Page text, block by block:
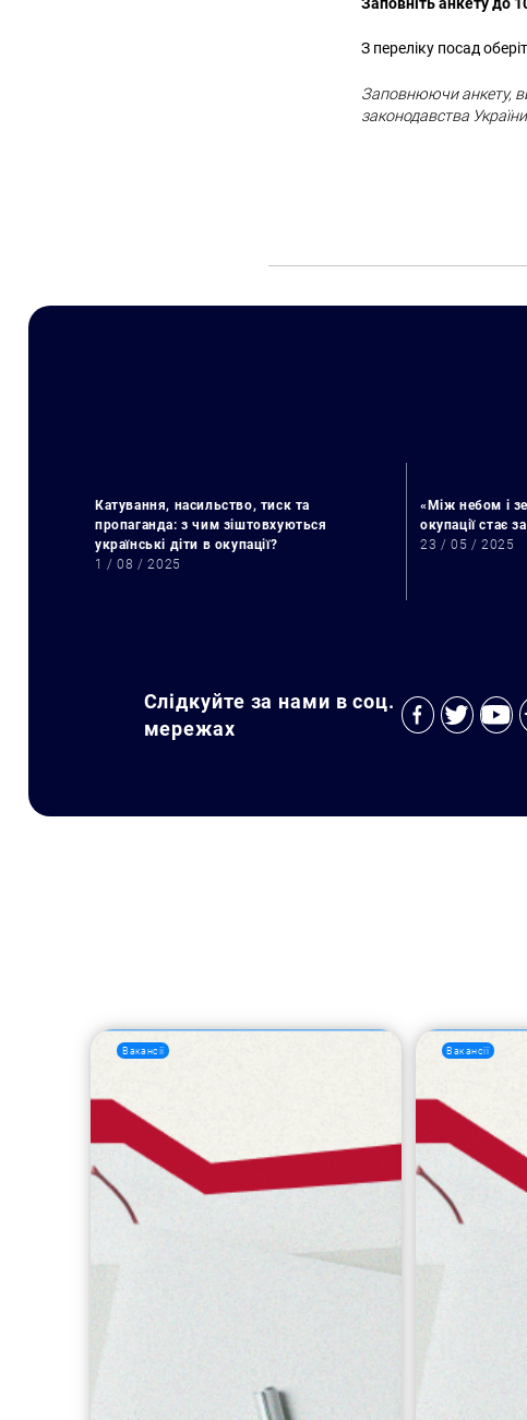
З переліку посад
Заповнюючи анкету,
законодавства
Катування, насильство, тиск та
пропаганда: з чим зіштовхуються
українські діти в окупації?
1 / 08 / 2025
«Між небом і
окупації стає
23 / 05 / 2025
Слідкуйте за нами в соц.
мережах
Вакансії Вакансії